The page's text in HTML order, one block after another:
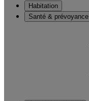
Habitation
Santé & prévoyance